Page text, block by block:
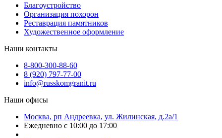
Благоустройство
Организация похорон
Реставрация памятников
Художественное оформление
Наши контакты
8-800-300-88-60
8 (920) 797-77-00
info@russkomgranit.ru
Наши офисы
Москва, рп Андреевка, ул. Жилинская, д.2а/1
Ежедневно с 10:00 до 17:00